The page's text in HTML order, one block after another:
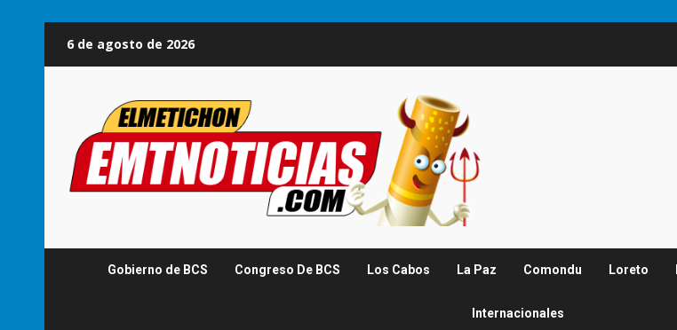
6 de agosto de 2026
Gobierno de BCS Congreso De BCS Los Cabos La Paz Comondu Loreto
Internacionales